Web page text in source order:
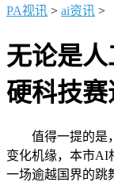
PA视讯 > ai资讯 >
无论是
硬科技赛
值得一提的是，
变化机缘，本市AI
一场逾越国界的跳